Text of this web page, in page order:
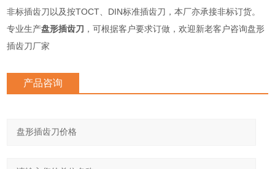
非标插齿刀以及按TOCT、DIN标准插齿刀，本厂亦承接非标订货。
专业生产盘形插齿刀 ，可根据客户要求订做，欢迎新老客户咨询盘形
插齿刀厂家
产品咨询